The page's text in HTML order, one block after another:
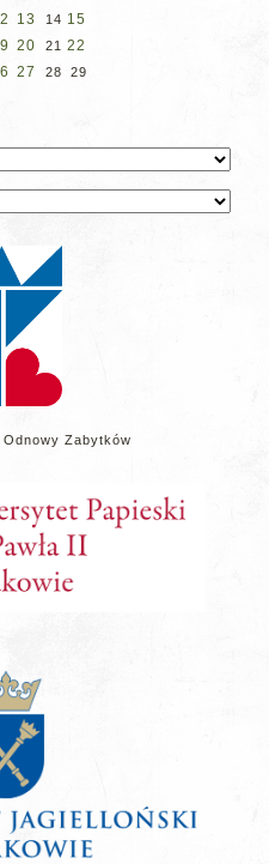
13 14 15
20 21 22
27 28 29
Odnowy Zabytków